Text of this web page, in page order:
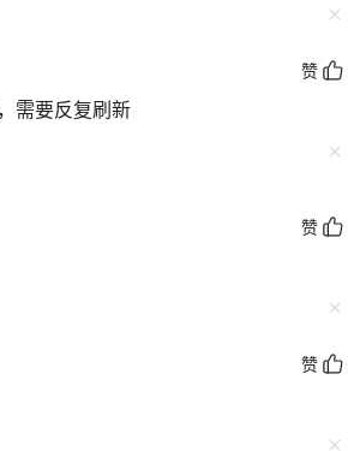
赞
需要反复刷新
赞
赞